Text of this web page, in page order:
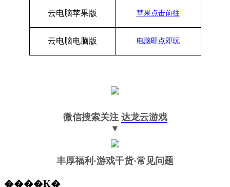
云电脑苹果版 苹果点击前往
云电脑电脑版 电脑即点即玩
微信搜索关注 达龙云游戏
▼
丰厚福利 ·游戏干货·常见问题
����Ķ�